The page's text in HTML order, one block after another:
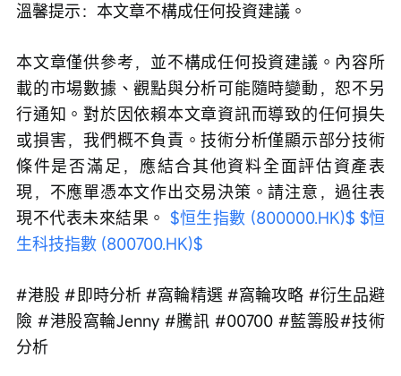
溫馨提示：本文章不構成任何投資建議。
本文章僅供參考，並不構成任何投資建議。內容所
載的市場數據、觀點與分析可能隨時變動，恕不另
行通知。對於因依賴本文章資訊而導致的任何損失
或損害，我們概不負責。技術分析僅顯示部分技術
條件是否滿足，應結合其他資料全面評估資產表
現，不應單憑本文作出交易決策。請注意，過往表
現不代表未來結果。 $恒生指數 (800000.HK)$ $恒
生科技指數 (800700.HK)$
#港股 #即時分析 #窩輪精選 #窩輪攻略 #衍生品避
險 #港股窩輪Jenny #騰訊 #00700 #藍籌股#技術
分析